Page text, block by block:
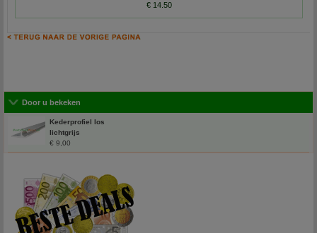
€ 14.50
Door u bekeken
Kederprofiel los
lichtgrijs
€ 9,00